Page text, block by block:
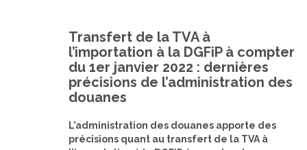
Transfert de la TVA à
l’importation à la DGFiP à compter
du 1er janvier 2022 : dernières
précisions de l’administration des
douanes
L’administration des douanes apporte des
précisions quant au transfert de la TVA à